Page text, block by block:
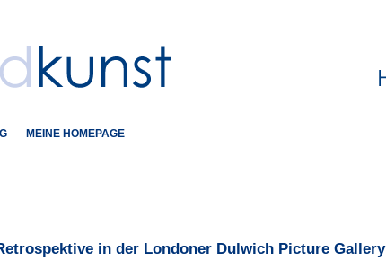
MEINE HOMEPAGE
in der Londoner Dulwich Picture Gallery